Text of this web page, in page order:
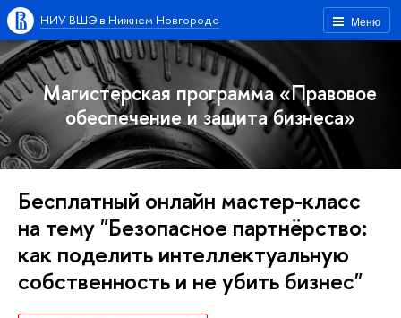
Меню
НИУ ВШЭ в Нижнем Новгороде
Магистерская программа «Правовое
обеспечение и защита бизнеса»
Бесплатный онлайн мастер-класс
на тему "Безопасное партнёрство:
как поделить интеллектуальную
собственность и не убить бизнес"